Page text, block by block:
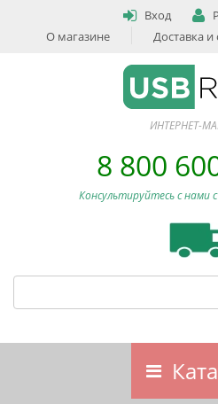
Вход
О магазине
Доставка и
ИНТЕРНЕТ-
8 800
Консультируйтесь с нами